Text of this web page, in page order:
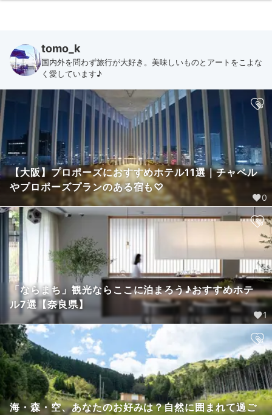
tomo_k
国内外を問わず旅行が大好き。美味しいものとアートをこよな
く愛しています♪
【大阪】プロポーズにおすすめホテル11選｜チャペル
やプロポーズプランのある宿も♡
0
「ならまち」観光ならここに泊まろう♪おすすめホテ
ル7選【奈良県】
1
海・森・空、あなたのお好みは？自然に囲まれて過ご